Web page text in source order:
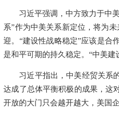
习近平强调，中方致力于中
系”作为中美关系新定位，将为
迎。“建设性战略稳定”应该是合
是和平可期的持久稳定。“中美建
习近平指出，中美经贸关系
达成了总体平衡积极的成果，这
开放的大门只会越开越大，美国